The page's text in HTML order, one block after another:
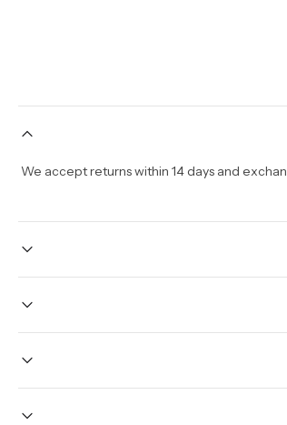
We accept returns within 14 days and
holidays will be shipped on the next
sale times and the holidays.